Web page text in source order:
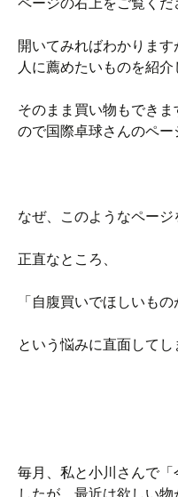
開いてみればわかりま
人に薦めたいものを紹介
そのまま買い物もでき
ので国際卓球さんのペー
なぜ、このようなペー
正直なところ、
「自腹買いでほしいもの
という悩みに直面してし
毎月、私と小川さんで